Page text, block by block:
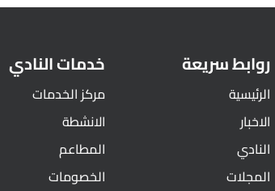
روابط سريعة
الرئيسية
الاخبار
النادي
المجلات
خدمات النادي
مركز الخدمات
الانشطة
المطاعم
الخصومات